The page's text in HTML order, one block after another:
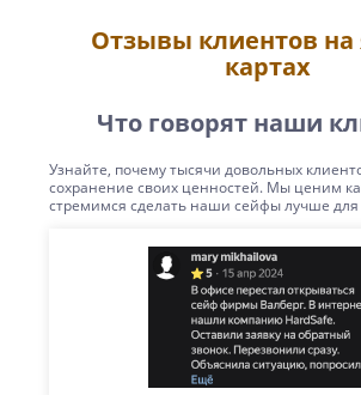
Отзывы клиентов на
картах
Что говорят наши
Узнайте, почему тысячи довольных
сохранение своих ценностей. Мы ценим
стремимся сделать наши сейфы лучше для